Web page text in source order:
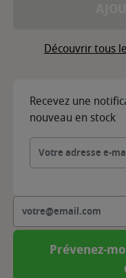
Découvrir tous
Recevez une
nouveau en stock
Prévenez-